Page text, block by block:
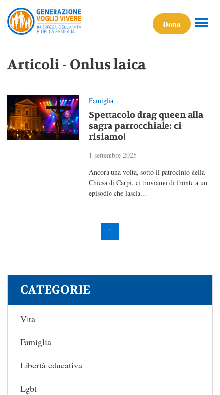
Dona
Articoli - Onlus laica
Famiglia
Spettacolo drag queen alla
sagra parrocchiale: ci
risiamo!
1 settembre 2025
Ancora una volta, sotto il patrocinio della
Chiesa di Carpi, ci troviamo di fronte a un
episodio che lascia...
1
CATEGORIE
Vita
Famiglia
Libertà educativa
Lgbt